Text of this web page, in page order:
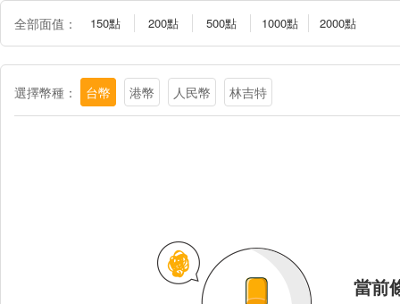
全部面值： 150點 200點 500點 1000點 2000點
選擇幣種： 台幣 港幣 人民幣 林吉特
當前